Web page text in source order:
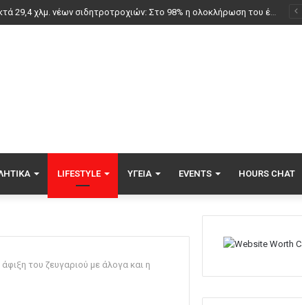
– Το περιστατικό που του… ανοίγει τον δρόμο
LIFESTYLE ΥΓΕΊΑ EVENTS HOURS CHAT
του ζευγαριού με άλογα και η